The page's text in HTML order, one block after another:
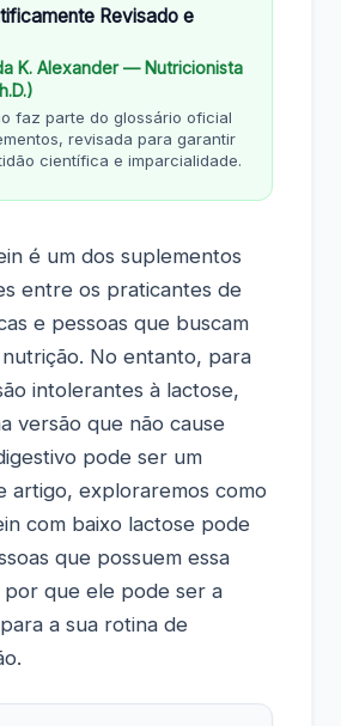
Revisado e
K. Alexander — Nutricionista
faz parte do glossário oficial
revisada para garantir
científica e imparcialidade.
é um dos suplementos
entre os praticantes de
e pessoas que buscam
No entanto, para
intolerantes à lactose,
versão que não cause
pode ser um
artigo, exploraremos como
com baixo lactose pode
que possuem essa
por que ele pode ser a
a sua rotina de